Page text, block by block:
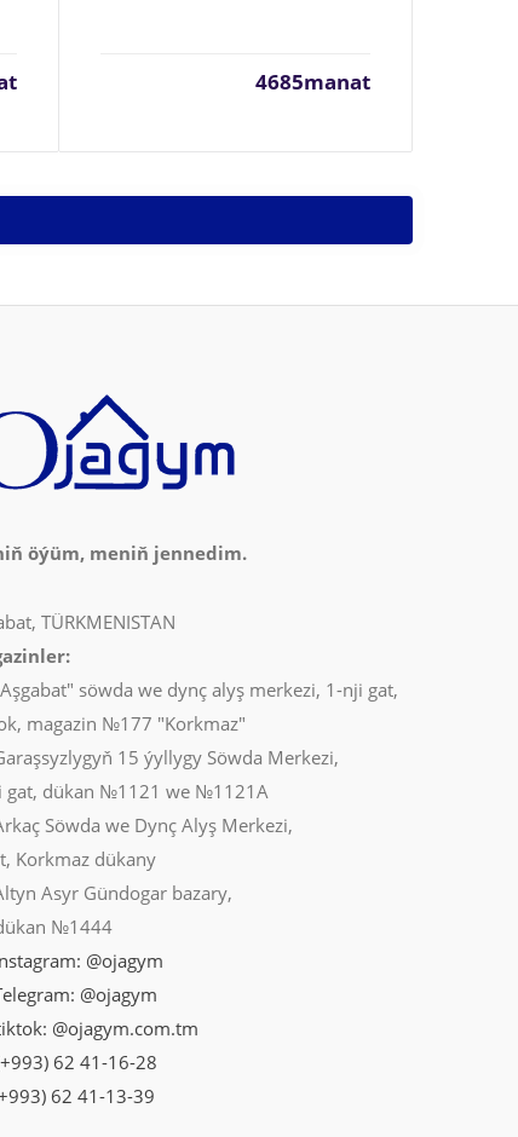
4685manat
öýüm, meniň jennedim.
TÜRKMENISTAN
söwda we dynç alyş merkezi, 1-nji gat,
magazin №177 "Korkmaz"
15 ýyllygy Söwda Merkezi,
gat, dükan №1121 we №1121A
Söwda we Dynç Alyş Merkezi,
Korkmaz dükany
Asyr Gündogar bazary,
№1444
@ojagym
@ojagym
@ojagym.com.tm
62 41-16-28
62 41-13-39